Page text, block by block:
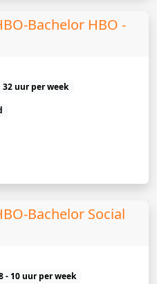
Bachelor HBO -
32 uur per week
Bachelor Social
- 10 uur per week